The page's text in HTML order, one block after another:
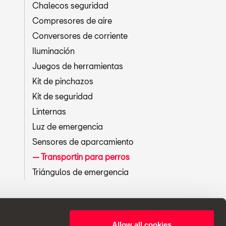
Chalecos seguridad
Compresores de aire
Conversores de corriente
Iluminación
Juegos de herramientas
Kit de pinchazos
Kit de seguridad
Linternas
Luz de emergencia
Sensores de aparcamiento
Transportin para perros
Triángulos de emergencia